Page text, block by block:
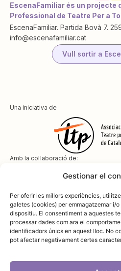
Gestionar el
Per oferir les millors experiències,
galetes (cookies) per emmagatzemar i/
dispositiu. El consentiment a aquestes
processar dades com ara el
identificadors únics en aquest lloc. No
pot afectar negativament certes
EscenaFamiliar és un projecte
Professional de Teatre Per a
EscenaFamiliar. Partida Bovà 7.
info@escenafamiliar.cat
Vull sortir a
Una iniciativa de
Amb la col·laboració de:
Amb el